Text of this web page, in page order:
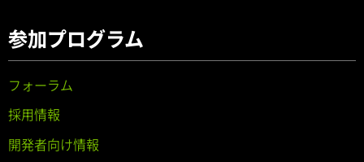
参加プログラム
フォーラム
採用情報
開発者向け情報